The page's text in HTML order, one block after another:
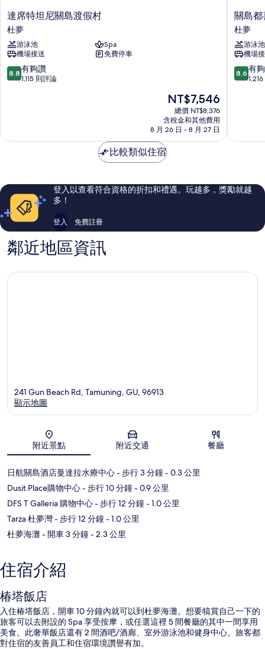
達
席
特
坦
尼
關
島
達席特坦尼關島渡假村
杜夢
游泳池
Spa
機場接送
免費停車
8.8
分，
夠
評
論
8.8 有夠讚
1,115 則評論
現
在
價
格
為
NT$7,546
總價 NT$8,376
含稅金和其他費用
8 月 26 日 - 8 月 27 日
關
島
都
喜
海
灘
渡
關島都
杜夢
游泳池
機場
8.6
分，
夠
評
論
8.6 有
比較類似住宿
登入以查看符合資格的折扣和禮遇。玩越多，獎勵就越
多！
登入 免費註冊
鄰近地區資訊
地圖
241 Gun Beach Rd, Tamuning, GU, 96913
顯示地圖
附近景點 附近交通 餐廳
日航關島酒店曼達拉水療中心- 步行 3 分鐘- 0.3 公里
Dusit Place購物中心- 步行 10 分鐘- 0.9 公里
DFS T Galleria 購物中心- 步行 12 分鐘- 1.0 公里
Tarza 杜夢灣- 步行 12 分鐘- 1.0 公里
杜夢海灘- 開車 3 分鐘- 2.3 公里
住宿介紹
椿塔飯店
入住椿塔飯店，開車 10 分鐘內就可以到杜夢海灘。想要犒賞自己一下的
旅客可以去附設的 Spa 享受按摩，或任選這裡 5 間餐廳的其中一間享用
美食。此奢華飯店還有 2 間酒吧/酒廊、室外游泳池和健身中心。旅客都
對住宿的友善員工和住宿環境讚譽有加。